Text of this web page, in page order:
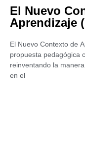
El Nuevo
Aprendizaje
El Nuevo Contexto de
propuesta pedagógica
reinventando la
en el